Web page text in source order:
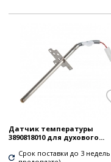
Датчик температуры
3890818010 для духового...
Срок поставки до 3